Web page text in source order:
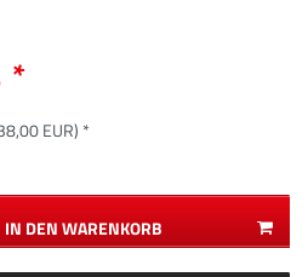
*
EUR) *
IN DEN WARENKORB